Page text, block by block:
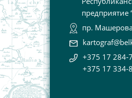
предприятие
пр.
+375 17 284-
+375 17 334-